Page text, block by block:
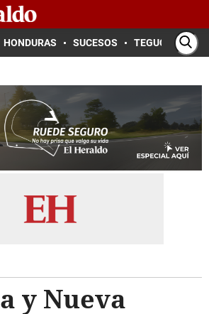
HONDURAS SUCESOS TEGUCIGALPA
y Nueva